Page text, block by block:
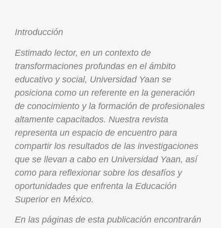
Introducción
Estimado lector, en un contexto de
transformaciones profundas en el ámbito
educativo y social, Universidad Yaan se
posiciona como un referente en la generación
de conocimiento y la formación de profesionales
altamente capacitados. Nuestra revista
representa un espacio de encuentro para
compartir los resultados de las investigaciones
que se llevan a cabo en Universidad Yaan, así
como para reflexionar sobre los desafíos y
oportunidades que enfrenta la Educación
Superior en México.
En las páginas de esta publicación encontrarán